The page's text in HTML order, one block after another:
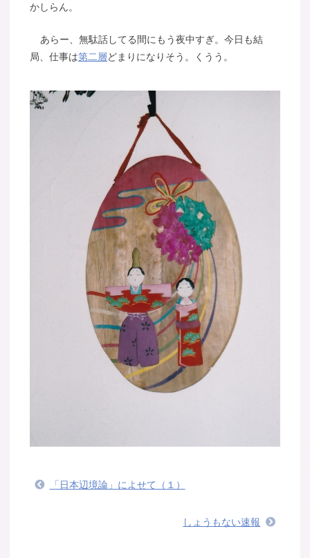
かしらん。
あらー、無駄話してる間にもう夜中すぎ。今日も結
局、仕事は第二層どまりになりそう。くうう。
「日本辺境論」によせて（１）
しょうもない速報